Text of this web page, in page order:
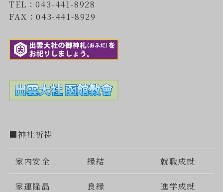
TEL：043-441-8928
FAX：043-441-8929
■神社祈祷
家内安全 縁結 就職成就
家運隆晶 良縁 進学成就